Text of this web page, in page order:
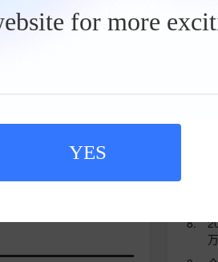
for more
YES
当前文章